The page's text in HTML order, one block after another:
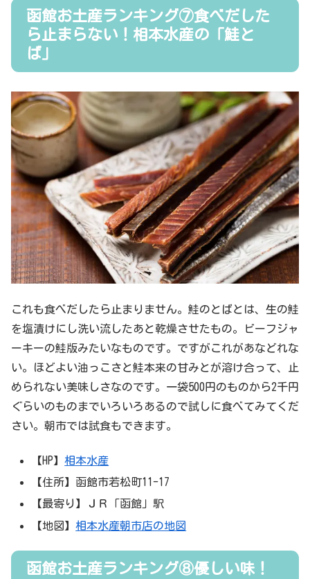
函館お土産ランキング⑦食べだした
ら止まらない！相本水産の「鮭と
ば」
これも食べだしたら止まりません。鮭のとばとは、生の鮭
を塩漬けにし洗い流したあと乾燥させたもの。ビーフジャ
ーキーの鮭版みたいなものです。ですがこれがあなどれな
い。ほどよい油っこさと鮭本来の甘みとが溶け合って、止
められない美味しさなのです。一袋500円のものから2千円
ぐらいのものまでいろいろあるので試しに食べてみてくだ
さい。朝市では試食もできます。
【HP】相本水産
【住所】函館市若松町11-17
【最寄り】ＪＲ「函館」駅
【地図】相本水産朝市店の地図
函館お土産ランキング⑧優しい味！